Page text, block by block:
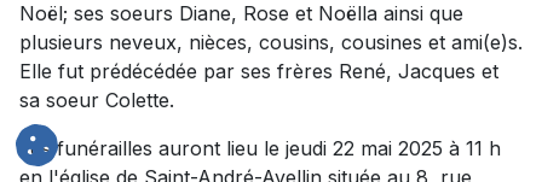
Noël; ses soeurs Diane, Rose et Noëlla ainsi que
plusieurs neveux, nièces, cousins, cousines et ami(e)s.
Elle fut prédécédée par ses frères René, Jacques et
sa soeur Colette.
Les funérailles auront lieu le jeudi 22 mai 2025 à 11 h